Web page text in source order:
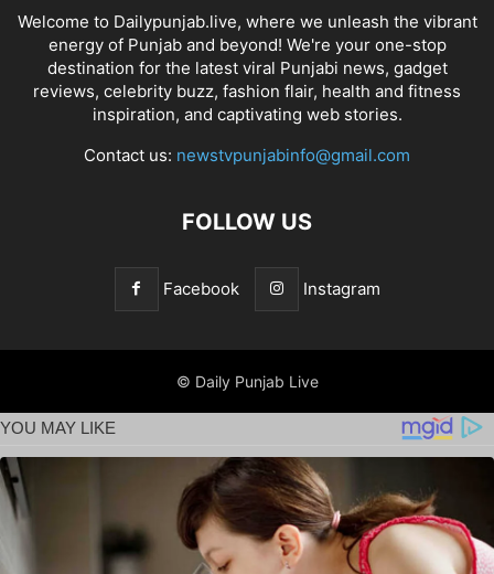
Welcome to Dailypunjab.live, where we unleash the vibrant
energy of Punjab and beyond! We're your one-stop
destination for the latest viral Punjabi news, gadget
reviews, celebrity buzz, fashion flair, health and fitness
inspiration, and captivating web stories.
Contact us: newstvpunjabinfo@gmail.com
FOLLOW US
Facebook Instagram
© Daily Punjab Live